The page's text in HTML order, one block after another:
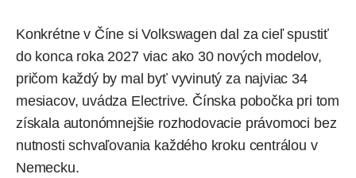
Konkrétne v Číne si Volkswagen dal za cieľ spustiť
do konca roka 2027 viac ako 30 nových modelov,
pričom každý by mal byť vyvinutý za najviac 34
mesiacov, uvádza Electrive. Čínska pobočka pri tom
získala autonómnejšie rozhodovacie právomoci bez
nutnosti schvaľovania každého kroku centrálou v
Nemecku.